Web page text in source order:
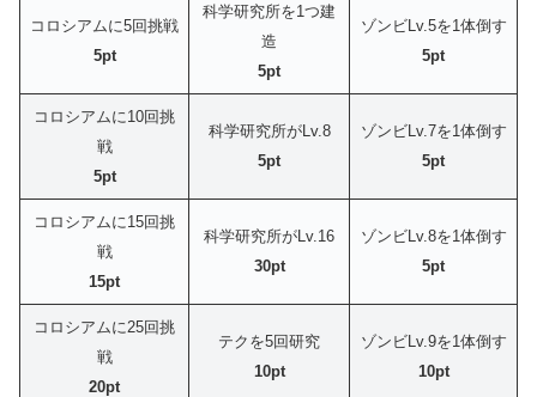
コロシアムに5回挑戦
5pt
科学研究所を1つ建
造
5pt
ゾンビLv.5を1体倒す
5pt
コロシアムに10回挑
戦
5pt
科学研究所がLv.8
5pt
ゾンビLv.7を1体倒す
5pt
コロシアムに15回挑
戦
15pt
科学研究所がLv.16
30pt
ゾンビLv.8を1体倒す
5pt
コロシアムに25回挑
戦
20pt
テクを5回研究
10pt
ゾンビLv.9を1体倒す
10pt